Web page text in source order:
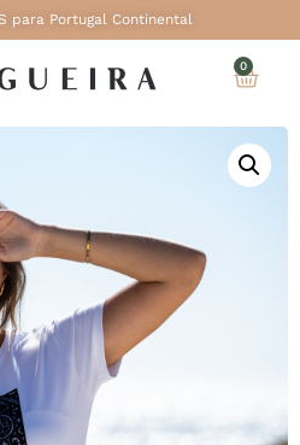
para Portugal Continental
0